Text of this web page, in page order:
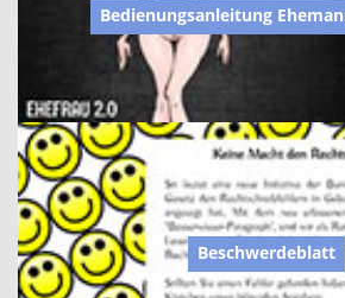
Bedienungsanleitung
Beschwerdeblatt